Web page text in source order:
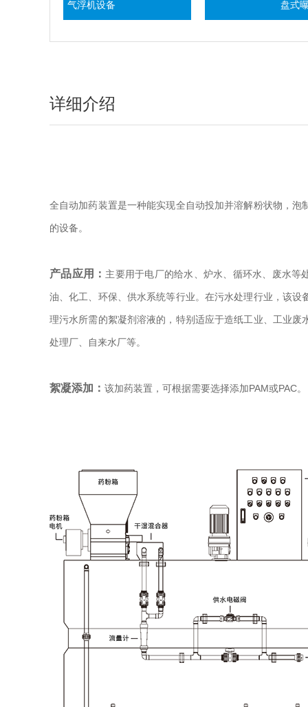
气浮机设备 盘式曝气器
详细介绍
全自动加药装置是一种能实现全自动投加并溶解粉状物，泡
的设备。
产品应用： 主要用于电厂的给水、炉水、循环水、废水等
油、化工、环保、供水系统等行业。在污水处理行业，该设
理污水所需的絮凝剂溶液的，特别适应于造纸工业、工业废
处理厂、自来水厂等。
絮凝添加： 该加药装置，可根据需要选择添加PAM或PAC。